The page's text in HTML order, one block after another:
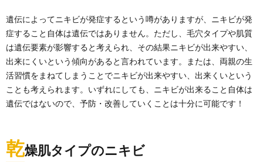
遺伝によってニキビが発症するという噂がありますが、ニキビが発
症すること自体は遺伝ではありません。ただし、毛穴タイプや肌質
は遺伝要素が影響すると考えられ、その結果ニキビが出来やすい、
出来にくいという傾向があると言われています。または、両親の生
活習慣をまねてしまうことでニキビが出来やすい、出来くいという
ことも考えられます。いずれにしても、ニキビが出来ること自体は
遺伝ではないので、予防・改善していくことは十分に可能です！
乾燥肌タイプのニキビ